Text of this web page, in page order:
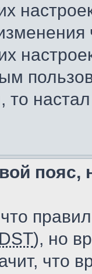
то
пояс,
DST), но
что